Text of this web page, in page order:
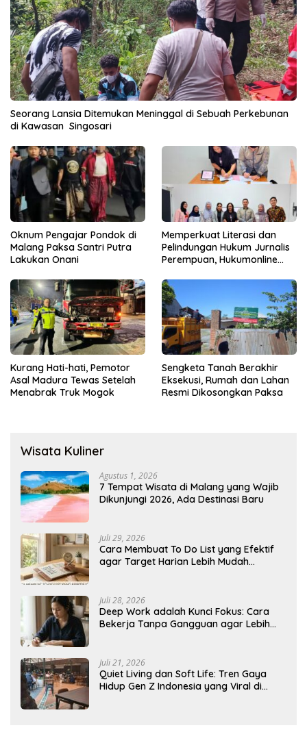
Seorang Lansia Ditemukan Meninggal di Sebuah Perkebunan
di Kawasan Singosari
Oknum Pengajar Pondok di
Malang Paksa Santri Putra
Lakukan Onani
Memperkuat Literasi dan
Pelindungan Hukum Jurnalis
Perempuan, Hukumonline
Gratis
Kurang Hati-hati, Pemotor
Asal Madura Tewas Setelah
Menabrak Truk Mogok
Sengketa Tanah Berakhir
Eksekusi, Rumah dan Lahan
Resmi Dikosongkan Paksa
Wisata Kuliner
Agustus 1, 2026
7 Tempat Wisata di Malang yang Wajib
Dikunjungi 2026, Ada Destinasi Baru
Juli 29, 2026
Cara Membuat To Do List yang Efektif
agar Target Harian Lebih Mudah
Juli 28, 2026
Deep Work adalah Kunci Fokus: Cara
Bekerja Tanpa Gangguan agar Lebih
Juli 21, 2026
Quiet Living dan Soft Life: Tren Gaya
Hidup Gen Z Indonesia yang Viral di